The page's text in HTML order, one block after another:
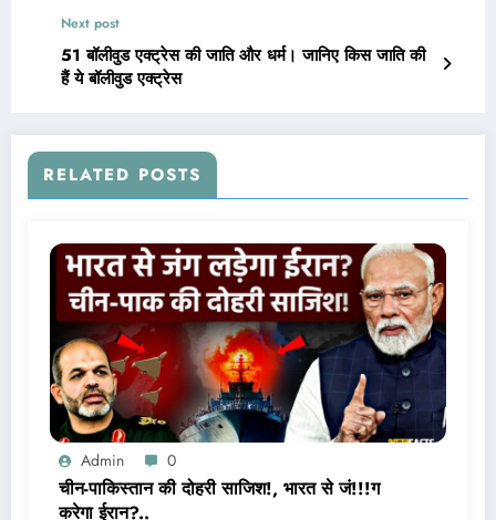
Next post
51 बॉलीवुड एक्ट्रेस की जाति और धर्म। जानिए किस जाति की
हैं ये बॉलीवुड एक्ट्रेस
RELATED POSTS
Admin 0
चीन-पाकिस्तान की दोहरी साजिश!, भारत से जं!!!ग
करेगा ईरान?..